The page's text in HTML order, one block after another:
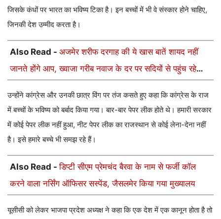
जिसके कंधों पर भारत का भविष्य टिका है। इन बच्चों में भी वे संस्कार होने चाहिए,
जिनकी देश उम्मीद करता है।
Also Read - अजमेर शरीफ दरगाह की ये खास बातें शायद नहीं
जानते होंगे आप, ख्वाजा गरीब नवाज के दर पर सदियों से पहुंच रहे
उन्होंने कांग्रेस और उनकी छात्र विंग पर तंज कसते हुए कहा कि कांग्रेस के राज
में बच्चों के भविष्य को बर्बाद किया गया। बार-बार पेपर लीक होते थे। हमारी सरकार
में कोई पेपर लीक नहीं हुआ, नीट पेपर लीक का राजस्थान से कोई लेना-देना नहीं
है। इसे हमारे बच्चे भी समझ रहे हैं।
Also Read -डिप्टी सीएम प्रेमचंद बैरवा के नाम से फर्जी कॉल
करने वाला नर्सिंग ऑफिसर सस्पेंड, जैसलमेर किया गया मुख्यालय
यूसीसी को लेकर भाजपा प्रदेश अध्यक्ष ने कहा कि एक देश में एक कानून होता है तो